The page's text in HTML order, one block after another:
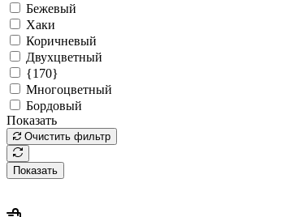
Бежевый
Хаки
Коричневый
Двухцветный
{170}
Многоцветный
Бордовый
Показать
Очистить фильтр
Показать